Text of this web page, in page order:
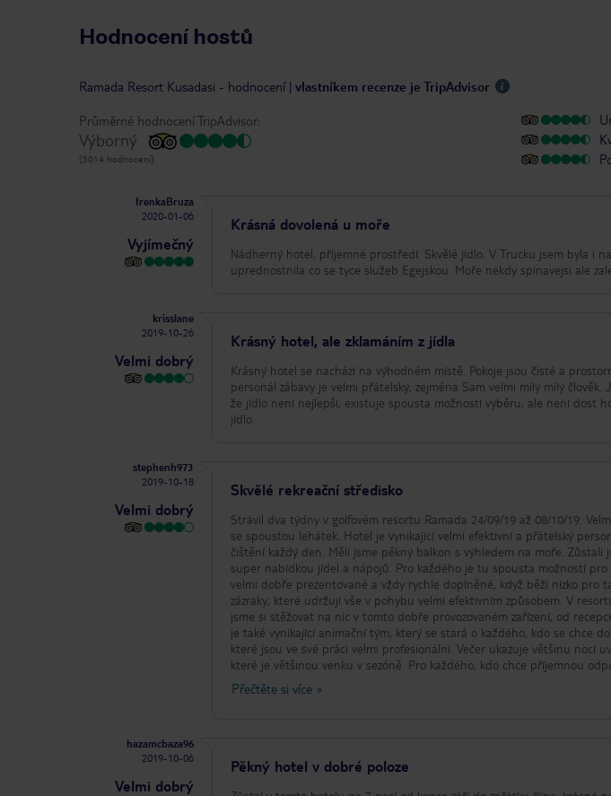
Hodnocení hostů
Ramada Resort Kusadasi - hodnocení | vlastníkem recenze je TripAdvisor
Průměrné hodnocení TripAdvisor:
Výborný
(5014 hodnocení)
IrenkaBruza
2020-01-06
Vyjímečný
Krásná dovolená u moře
Nádherný hotel, příjemné prostředí. Skvělé jidlo. V Trucku jsem byla i
uprednostnila co se tyce služeb Egejskou. Moře nekdy spinavejsi ale
krisslane
2019-10-26
Velmi dobrý
Krásný hotel, ale zklamáním z jídla
Krásný hotel se nachází na výhodném místě. Pokoje jsou čisté a
personál zábavy je velmi přátelský, zejména Sam velmi milý milý
že jídlo není nejlepší, existuje spousta možností výběru, ale není dost
jídlo.
stephenh973
2019-10-18
Velmi dobrý
Skvělé rekreační středisko
Strávil dva týdny v golfovém resortu Ramada 24/09/19 až 08/10/19.
se spoustou lehátek. Hotel je vynikající velmi efektivní a přátelský
čištění každý den. Měli jsme pěkný balkon s výhledem na moře. Zůstali
super nabídkou jídel a nápojů. Pro každého je tu spousta možností
velmi dobře prezentované a vždy rychle doplněné, když běží nízko pro
zázraky, které udržují vše v pohybu velmi efektivním způsobem. V
jsme si stěžovat na nic v tomto dobře provozovaném zařízení, od
je také vynikající animační tým, který se stará o každého, kdo se chce
které jsou ve své práci velmi profesionální. Večer ukazuje většinu nocí
které je většinou venku v sezóně. Pro každého, kdo chce příjemnou
hotel k návštěvě. Běžte jako hodinky velmi efektivně, nebudete
Přečtěte si více »
hazamcbaza96
2019-10-06
Velmi dobrý
Pěkný hotel v dobré poloze